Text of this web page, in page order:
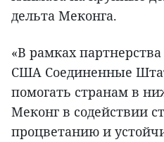
дельта Меконга.
«В рамках
США Соединенные
помогать странам в
Меконг в содействии
процветанию и